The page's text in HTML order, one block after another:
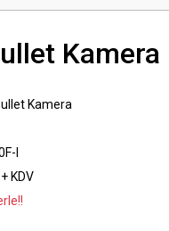
Kamera
Kamera
I
KDV